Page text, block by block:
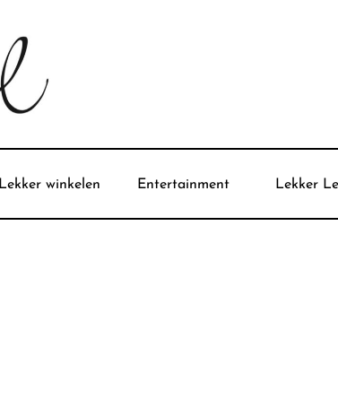
Lekker winkelen Entertainment Lekker